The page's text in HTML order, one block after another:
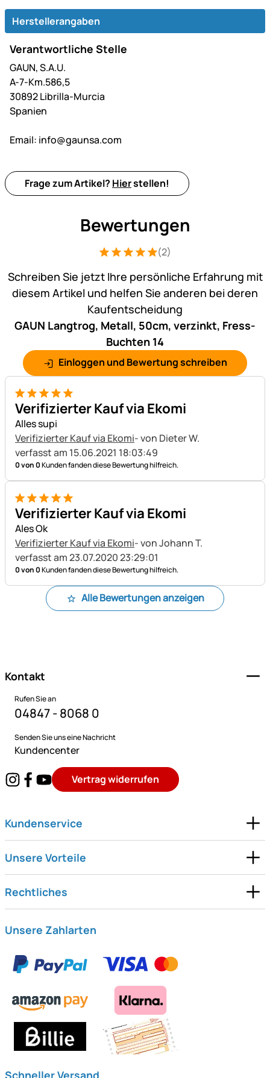
Herstellerangaben
Verantwortliche Stelle
GAUN, S.A.U.
A-7-Km.586,5
30892 Librilla-Murcia
Spanien
Email: info@gaunsa.com
Frage zum Artikel? Hierstellen!
Bewertungen
Bewertung: 5 von 5 (2 Bewertungen)
2 Bewertungen
(2)
Schreiben Sie jetzt Ihre persönliche Erfahrung mit
diesem Artikel und helfen Sie anderen bei deren
Kaufentscheidung
GAUN Langtrog, Metall, 50cm, verzinkt, Fress-
Buchten 14
Einloggen und Bewertung schreiben
5 von 5
Verifizierter Kauf via Ekomi
Alles supi
Verifizierter Kauf via Ekomi- von Dieter W.
verfasst am 15.06.2021 18:03:49
0 von 0Kunden fanden diese Bewertung hilfreich.
5 von 5
Verifizierter Kauf via Ekomi
Ales Ok
Verifizierter Kauf via Ekomi- von Johann T.
verfasst am 23.07.2020 23:29:01
0 von 0Kunden fanden diese Bewertung hilfreich.
Alle Bewertungen anzeigen
Kontakt
Rufen Sie an
04847 - 8068 0
Senden Sie uns eine Nachricht
Kundencenter
Vertrag widerrufen
Kundenservice
Unsere Vorteile
Rechtliches
Unsere Zahlarten
Schneller Versand